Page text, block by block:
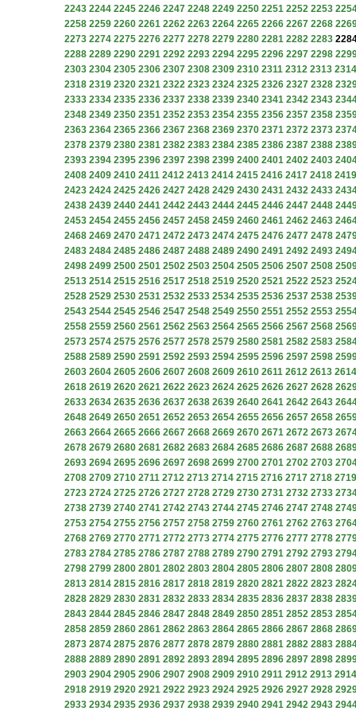
2243 2244 2245 2246 2247 2248 2249 2250 2251 2252 2253
2258 2259 2260 2261 2262 2263 2264 2265 2266 2267 2268
2273 2274 2275 2276 2277 2278 2279 2280 2281 2282 2283
2288 2289 2290 2291 2292 2293 2294 2295 2296 2297 2298
2303 2304 2305 2306 2307 2308 2309 2310 2311 2312 2313 2314
2318 2319 2320 2321 2322 2323 2324 2325 2326 2327 2328
2333 2334 2335 2336 2337 2338 2339 2340 2341 2342 2343
2348 2349 2350 2351 2352 2353 2354 2355 2356 2357 2358
2363 2364 2365 2366 2367 2368 2369 2370 2371 2372 2373
2378 2379 2380 2381 2382 2383 2384 2385 2386 2387 2388
2393 2394 2395 2396 2397 2398 2399 2400 2401 2402 2403
2408 2409 2410 2411 2412 2413 2414 2415 2416 2417 2418 2419
2423 2424 2425 2426 2427 2428 2429 2430 2431 2432 2433
2438 2439 2440 2441 2442 2443 2444 2445 2446 2447 2448
2453 2454 2455 2456 2457 2458 2459 2460 2461 2462 2463
2468 2469 2470 2471 2472 2473 2474 2475 2476 2477 2478
2483 2484 2485 2486 2487 2488 2489 2490 2491 2492 2493
2498 2499 2500 2501 2502 2503 2504 2505 2506 2507 2508
2513 2514 2515 2516 2517 2518 2519 2520 2521 2522 2523
2528 2529 2530 2531 2532 2533 2534 2535 2536 2537 2538
2543 2544 2545 2546 2547 2548 2549 2550 2551 2552 2553
2558 2559 2560 2561 2562 2563 2564 2565 2566 2567 2568
2573 2574 2575 2576 2577 2578 2579 2580 2581 2582 2583
2588 2589 2590 2591 2592 2593 2594 2595 2596 2597 2598
2603 2604 2605 2606 2607 2608 2609 2610 2611 2612 2613 2614
2618 2619 2620 2621 2622 2623 2624 2625 2626 2627 2628
2633 2634 2635 2636 2637 2638 2639 2640 2641 2642 2643
2648 2649 2650 2651 2652 2653 2654 2655 2656 2657 2658
2663 2664 2665 2666 2667 2668 2669 2670 2671 2672 2673
2678 2679 2680 2681 2682 2683 2684 2685 2686 2687 2688
2693 2694 2695 2696 2697 2698 2699 2700 2701 2702 2703
2708 2709 2710 2711 2712 2713 2714 2715 2716 2717 2718 2719
2723 2724 2725 2726 2727 2728 2729 2730 2731 2732 2733
2738 2739 2740 2741 2742 2743 2744 2745 2746 2747 2748
2753 2754 2755 2756 2757 2758 2759 2760 2761 2762 2763
2768 2769 2770 2771 2772 2773 2774 2775 2776 2777 2778
2783 2784 2785 2786 2787 2788 2789 2790 2791 2792 2793
2798 2799 2800 2801 2802 2803 2804 2805 2806 2807 2808
2813 2814 2815 2816 2817 2818 2819 2820 2821 2822 2823
2828 2829 2830 2831 2832 2833 2834 2835 2836 2837 2838
2843 2844 2845 2846 2847 2848 2849 2850 2851 2852 2853
2858 2859 2860 2861 2862 2863 2864 2865 2866 2867 2868
2873 2874 2875 2876 2877 2878 2879 2880 2881 2882 2883
2888 2889 2890 2891 2892 2893 2894 2895 2896 2897 2898
2903 2904 2905 2906 2907 2908 2909 2910 2911 2912 2913 2914
2918 2919 2920 2921 2922 2923 2924 2925 2926 2927 2928
2933 2934 2935 2936 2937 2938 2939 2940 2941 2942 2943